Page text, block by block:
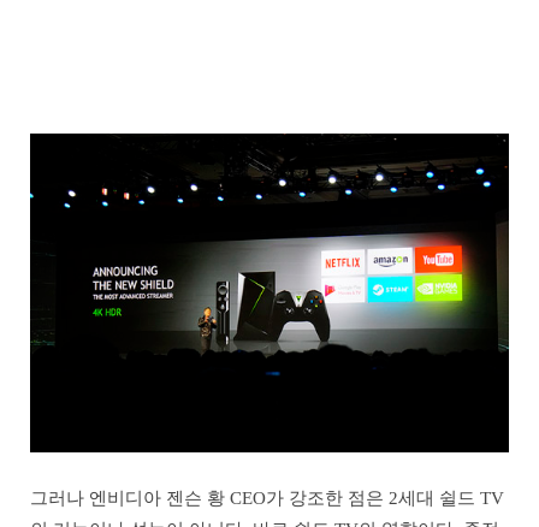
그러나 엔비디아 젠슨 황 CEO가 강조한 점은 2세대 쉴드 TV